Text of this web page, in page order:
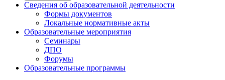
Сведения об образовательной деятельности
Формы документов
Локальные нормативные акты
Образовательные мероприятия
Семинары
ДПО
Форумы
Образовательные программы